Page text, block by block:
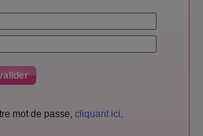
mot de passe, cliquant ici.